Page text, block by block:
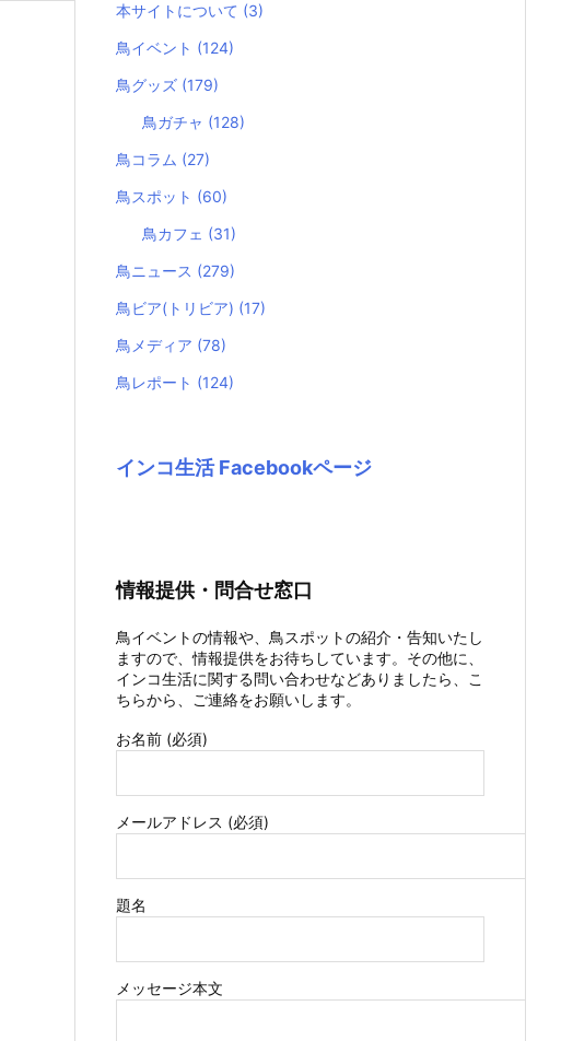
本サイトについて (3)
鳥イベント (124)
鳥グッズ (179)
鳥ガチャ (128)
鳥コラム (27)
鳥スポット (60)
鳥カフェ (31)
鳥ニュース (279)
鳥ビア(トリビア) (17)
鳥メディア (78)
鳥レポート (124)
インコ生活 Facebookページ
情報提供・問合せ窓口
鳥イベントの情報や、鳥スポットの紹介・告知いたし
ますので、情報提供をお待ちしています。その他に、
インコ生活に関する問い合わせなどありましたら、こ
ちらから、ご連絡をお願いします。
お名前 (必須)
メールアドレス (必須)
題名
メッセージ本文